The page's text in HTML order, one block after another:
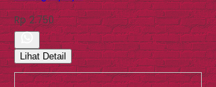
Rp 2.750
Lihat Detail